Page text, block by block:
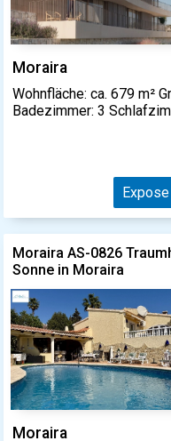
Moraira
Wohnfläche: ca. 679 m²
Badezimmer: 3
Moraira AS-0826
Sonne in Moraira
Moraira